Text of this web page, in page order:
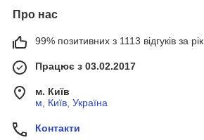
Про нас
99% позитивних з 1113 відгуків за рік
Працює з 03.02.2017
м. Київ
м, Київ, Україна
Контакти